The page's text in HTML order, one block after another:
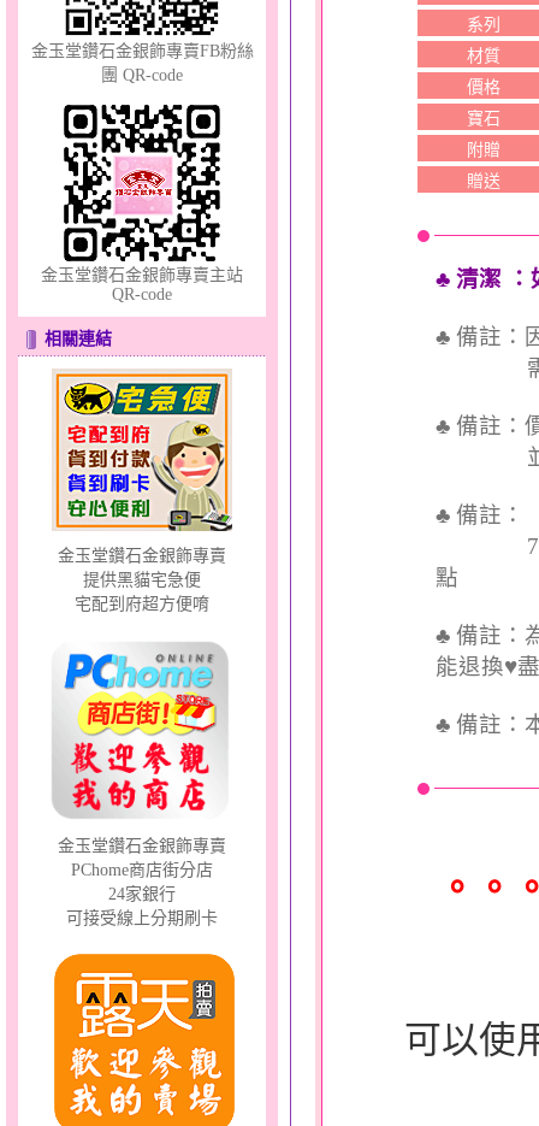
幸福祈願～金銀鋼套鍊
天真Rody～金銀鋼套鍊
金玉堂鑽石金銀飾專賣FB粉絲
團 QR-code
金玉堂鑽石金銀飾專賣主站
QR-code
相關連結
金玉堂鑽石金銀飾專賣
提供黑貓宅急便
宅配到府超方便唷
金玉堂鑽石金銀飾專賣
PChome商店街分店
24家銀行
可接受線上分期刷卡
系列
材質
價格
寶石
附贈
贈送
♣ 清潔 ：
♣ 備註：
需依實
♣ 備註：
並交付
♣ 備註：
7個工
點
♣ 備註：
能退換♥
♣ 備註：
。。
可以使